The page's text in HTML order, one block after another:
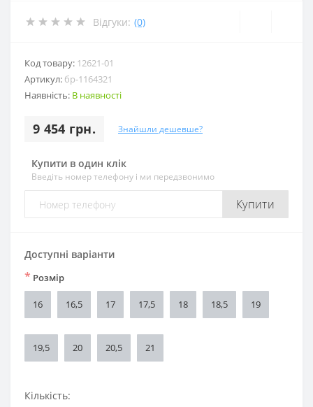
Відгуки: (0)
Код товару: 12621-01
Артикул: бр-1164321
Наявність: В наявності
9 454 грн. Знайшли дешевше?
Купити в один клік
Введіть номер телефону і ми передзвонимо
Купити
Доступні варіанти
* Розмір
16 16,5 17 17,5 18 18,5 19
19,5 20 20,5 21
Кількість: